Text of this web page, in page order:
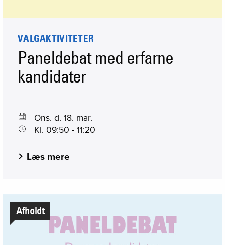
VALGAKTIVITETER
Paneldebat med erfarne
kandidater
Ons. d. 18. mar.
Kl. 09:50 - 11:20
Læs mere
Afholdt